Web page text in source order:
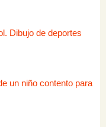
Dibujo de deportes
un niño contento para